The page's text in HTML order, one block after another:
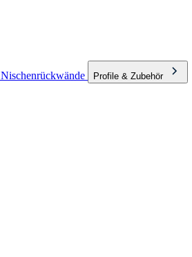
Nischenrückwände Profile & Zubehör